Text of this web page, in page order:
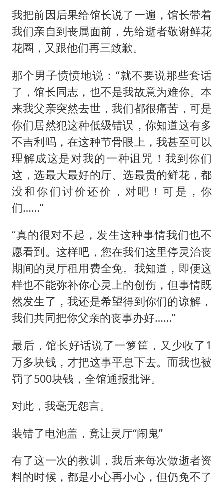
我把前因后果给馆长说了一遍，馆长带着
我们亲自到丧属面前，先给逝者敬谢鲜花
花圈，又跟他们再三致歉。
那个男子愤愤地说：“就不要说那些套话
了，馆长同志，也不是我故意为难你。本
来我父亲突然去世，我们都很痛苦，可是
你们居然犯这种低级错误，你知道这有多
不吉利吗，在这种节骨眼上，我甚至可以
理解成这是对我的一种诅咒！我到你们
这，选最大最好的厅、选最贵的鲜花，都
没和你们讨价还价，对吧！可是，你
们……”
“真的很对不起，发生这种事情我们也不
愿看到。这样吧，您在我们这里停灵治丧
期间的灵厅租用费全免。我知道，即便这
样也不能弥补你心灵上的创伤，但事情既
然发生了，我还是希望得到你们的谅解，
我们共同把你父亲的丧事办好……”
最后，馆长好话说了一箩筐，又少收了1
万多块钱，才把这事平息下去。而我也被
罚了500块钱，全馆通报批评。
对此，我毫无怨言。
装错了电池盖，竟让灵厅“闹鬼”
有了这一次的教训，我后来每次做逝者资
料的时候，都是小心再小心，但仍免不了